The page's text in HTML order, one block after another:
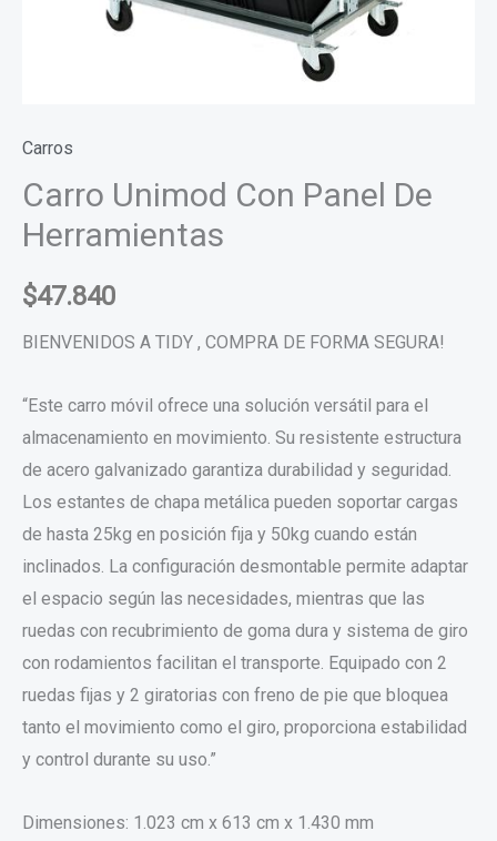
Carros
Carro Unimod Con Panel De
Herramientas
$47.840
BIENVENIDOS A TIDY , COMPRA DE FORMA SEGURA!
“Este carro móvil ofrece una solución versátil para el
almacenamiento en movimiento. Su resistente estructura
de acero galvanizado garantiza durabilidad y seguridad.
Los estantes de chapa metálica pueden soportar cargas
de hasta 25kg en posición fija y 50kg cuando están
inclinados. La configuración desmontable permite adaptar
el espacio según las necesidades, mientras que las
ruedas con recubrimiento de goma dura y sistema de giro
con rodamientos facilitan el transporte. Equipado con 2
ruedas fijas y 2 giratorias con freno de pie que bloquea
tanto el movimiento como el giro, proporciona estabilidad
y control durante su uso.”
Dimensiones: 1.023 cm x 613 cm x 1.430 mm